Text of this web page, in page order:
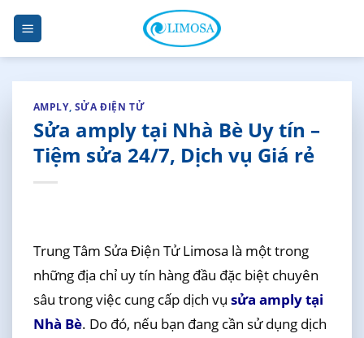
Skip
content
AMPLY, SỬA ĐIỆN TỬ
Sửa amply tại Nhà Bè Uy tín –
Tiệm sửa 24/7, Dịch vụ Giá rẻ
Trung Tâm Sửa Điện Tử Limosa là một trong
những địa chỉ uy tín hàng đầu đặc biệt chuyên
sâu trong việc cung cấp dịch vụ sửa amply tại
Nhà Bè. Do đó, nếu bạn đang cần sử dụng dịch